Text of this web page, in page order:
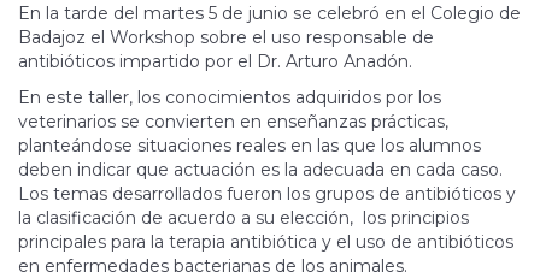
En la tarde del martes 5 de junio se celebró en el Colegio de
Badajoz el Workshop sobre el uso responsable de
antibióticos impartido por el Dr. Arturo Anadón.
En este taller, los conocimientos adquiridos por los
veterinarios se convierten en enseñanzas prácticas,
planteándose situaciones reales en las que los alumnos
deben indicar que actuación es la adecuada en cada caso.
Los temas desarrollados fueron los grupos de antibióticos y
la clasificación de acuerdo a su elección, los principios
principales para la terapia antibiótica y el uso de antibióticos
en enfermedades bacterianas de los animales.